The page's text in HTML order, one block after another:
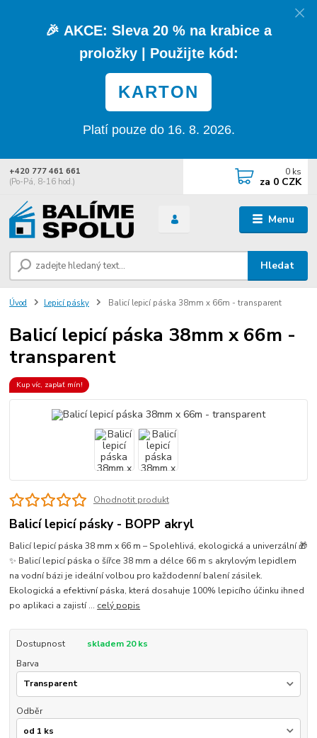
🎉 AKCE: Sleva 20 % na krabice a
proložky| Použijte kód:
KARTON
Platí pouze do 16. 8. 2026.
Menu
Hledat
+420 777 461 661
(Po-Pá, 8-16 hod.)
0 ks
za 0 CZK
Úvod Lepicí pásky Balicí lepicí páska 38mm x 66m - transparent
Balicí lepicí páska 38mm x 66m -
transparent
Kup víc, zaplať mín!
Ohodnotit produkt
Balicí lepicí pásky - BOPP akryl
Balicí lepicí páska 38 mm x 66 m – Spolehlivá, ekologická a univerzální 🎁
✨ Balicí lepicí páska o šířce 38 mm a délce 66 m s akrylovým lepidlem
na vodní bázi je ideální volbou pro každodenní balení zásilek.
Ekologická a efektivní páska, která dosahuje 100% lepicího účinku ihned
po aplikaci a zajistí ... celý popis
Dostupnost
skladem 20 ks
Barva
Odběr